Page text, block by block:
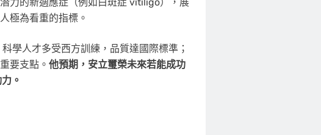
極為看重的指標。
學人才多受西方訓練，品質達國際標準；
要支點。 他預期，安立璽榮未來若能成功
。